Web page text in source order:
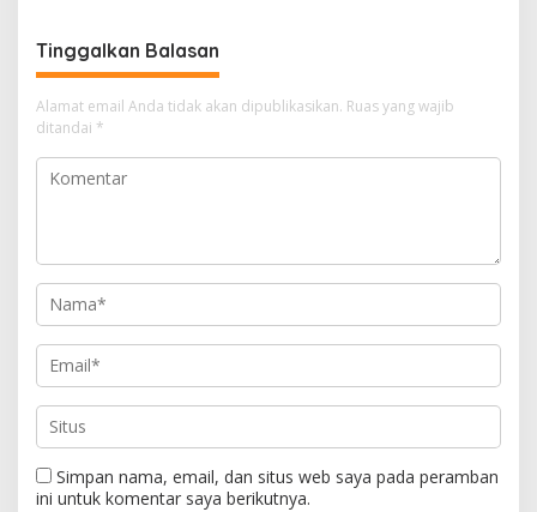
Tinggalkan Balasan
Alamat email Anda tidak akan dipublikasikan. Ruas yang wajib
ditandai *
Simpan nama, email, dan situs web saya pada peramban
ini untuk komentar saya berikutnya.